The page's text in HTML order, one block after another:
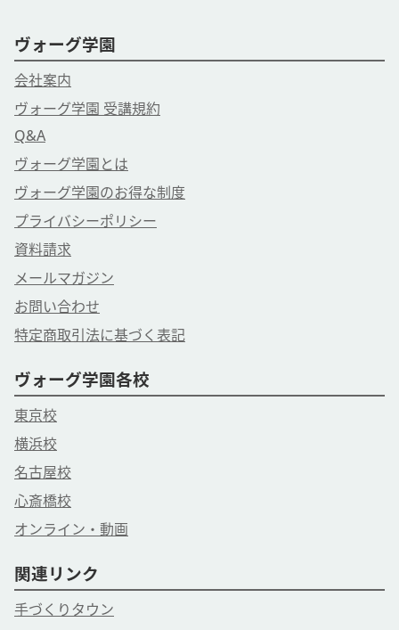
ヴォーグ学園
会社案内
ヴォーグ学園 受講規約
Q&A
ヴォーグ学園とは
ヴォーグ学園のお得な制度
プライバシーポリシー
資料請求
メールマガジン
お問い合わせ
特定商取引法に基づく表記
ヴォーグ学園各校
東京校
横浜校
名古屋校
心斎橋校
オンライン・動画
関連リンク
手づくりタウン